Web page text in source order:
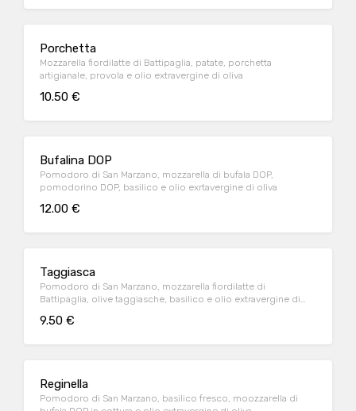
Porchetta
Mozzarella fiordilatte di Battipaglia, patate, porchetta
artigianale, provola e olio extravergine di oliva
10.50 €
Bufalina DOP
Pomodoro di San Marzano, mozzarella di bufala DOP,
pomodorino DOP, basilico e olio exrtavergine di oliva
12.00 €
Taggiasca
Pomodoro di San Marzano, mozzarella fiordilatte di
Battipaglia, olive taggiasche, basilico e olio extravergine di
9.50 €
Reginella
Pomodoro di San Marzano, basilico fresco, moozzarella di